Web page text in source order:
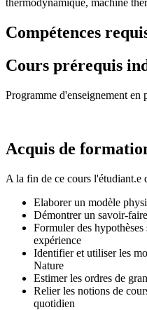
thermodynamique, machine
Compétences
Cours prérequis
Programme d'enseignement en
Acquis de
A la fin de ce cours l'étudiant.e
Elaborer un modèle
Démontrer un savoir-
Formuler des
expérience
Identifier et utiliser les
Nature
Estimer les ordres de
Relier les notions de
quotidien